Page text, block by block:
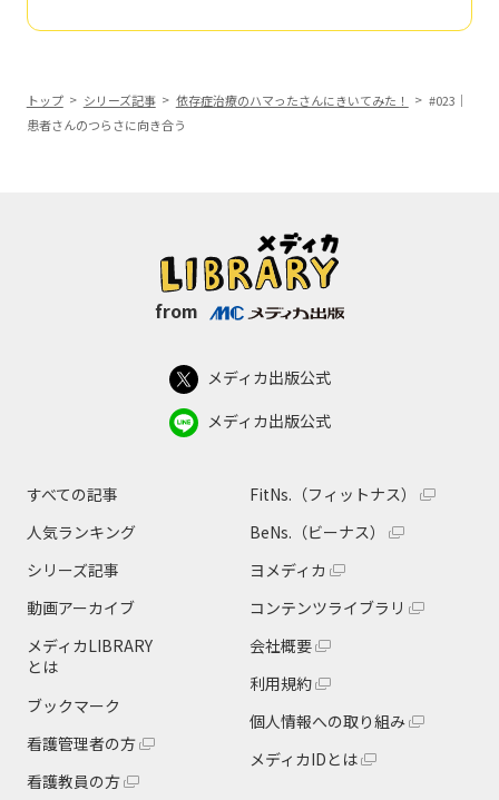
トップ シリーズ記事 依存症治療のハマったさんにきいてみた！
#023｜
患者さんのつらさに向き合う
from
メディカ出版公式
メディカ出版公式
すべての記事
人気ランキング
シリーズ記事
動画アーカイブ
メディカLIBRARY
とは
ブックマーク
看護管理者の方
看護教員の方
FitNs.（フィットナス）
BeNs.（ビーナス）
ヨメディカ
コンテンツライブラリ
会社概要
利用規約
個人情報への取り組み
メディカIDとは